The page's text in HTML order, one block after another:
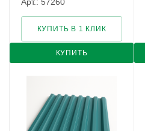
КУПИТЬ
КУПИТЬ В 1 КЛИК